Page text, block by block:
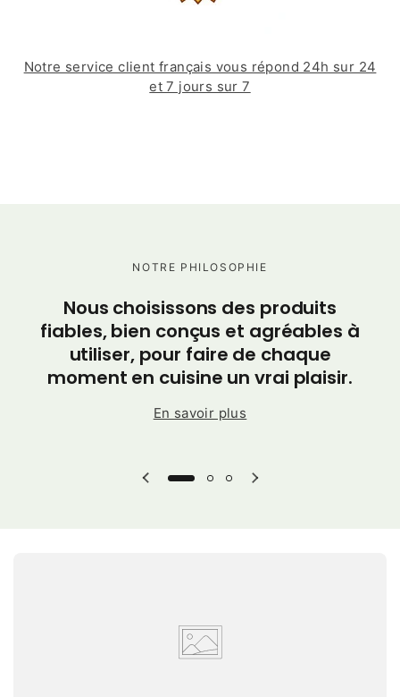
Notre service client français vous répond 24h sur 24
et 7 jours sur 7
NOTRE PHILOSOPHIE
Nous choisissons des produits
fiables, bien conçus et agréables à
utiliser, pour faire de chaque
moment en cuisine un vrai plaisir.
En savoir plus